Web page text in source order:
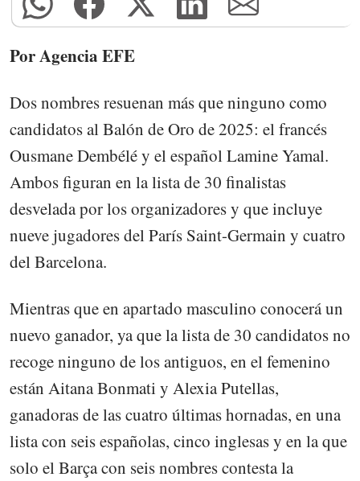
Por Agencia EFE
Dos nombres resuenan más que ninguno como
candidatos al Balón de Oro de 2025: el francés
Ousmane Dembélé y el español Lamine Yamal.
Ambos figuran en la lista de 30 finalistas
desvelada por los organizadores y que incluye
nueve jugadores del París Saint-Germain y cuatro
del Barcelona.
Mientras que en apartado masculino conocerá un
nuevo ganador, ya que la lista de 30 candidatos no
recoge ninguno de los antiguos, en el femenino
están Aitana Bonmati y Alexia Putellas,
ganadoras de las cuatro últimas hornadas, en una
lista con seis españolas, cinco inglesas y en la que
solo el Barça con seis nombres contesta la